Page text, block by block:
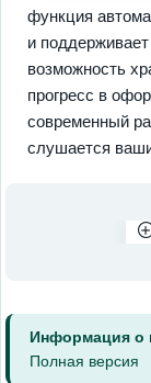
функция
и
возможность
прогресс в
современный
слушается
Информация о
Полная версия